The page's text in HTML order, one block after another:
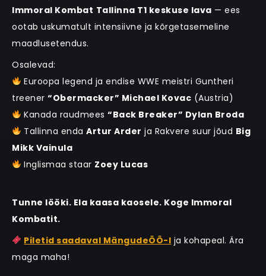
Immoral Kombat Tallinna T1 keskuse lava — ees
ootab uskumatult intensiivne ja kõrgetasemeline
maadlusetendus.
Osalevad:
Euroopa legend ja endise WWE meistri Guntheri
treener “Obermacker” Michael Kovac (Austria)
Kanada raudmees“Back Breaker” Dylan Broda
Tallinna endaArtur Arder ja Rakvere suur jõud Big
Mikk Vainula
Inglismaa staar Zoey Lucas
Tunne lööki. Ela kaasa kaosele. Koge Immoral
Kombatit.
Piletid saadaval MängudeÖÖ-l ja kohapeal. Ära
maga maha!